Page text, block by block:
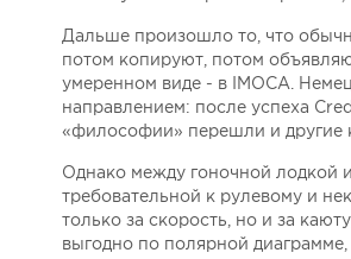
Дальше произошло то, что
потом копируют, потом
умеренном виде - в IMOCA.
направлением: после успеха
«философии» перешли и другие
Однако между гоночной лодкой
требовательной к рулевому и
только за скорость, но и за
выгодно по полярной